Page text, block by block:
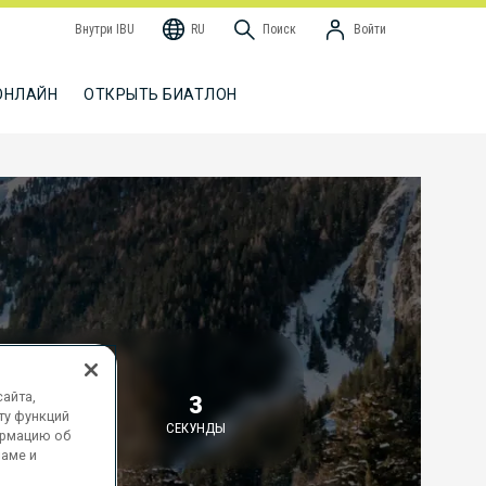
Внутри IBU RU Поиск Войти
ОТКРЫТЬ БИАТЛОН
18
МИНУТЫ
2
СЕКУНДЫ
функций
об
и